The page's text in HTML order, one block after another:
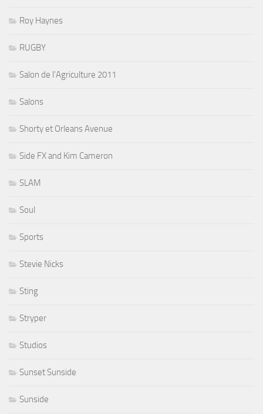
Roy Haynes
RUGBY
Salon de l'Agriculture 2011
Salons
Shorty et Orleans Avenue
Side FX and Kim Cameron
SLAM
Soul
Sports
Stevie Nicks
Sting
Stryper
Studios
Sunset Sunside
Sunside